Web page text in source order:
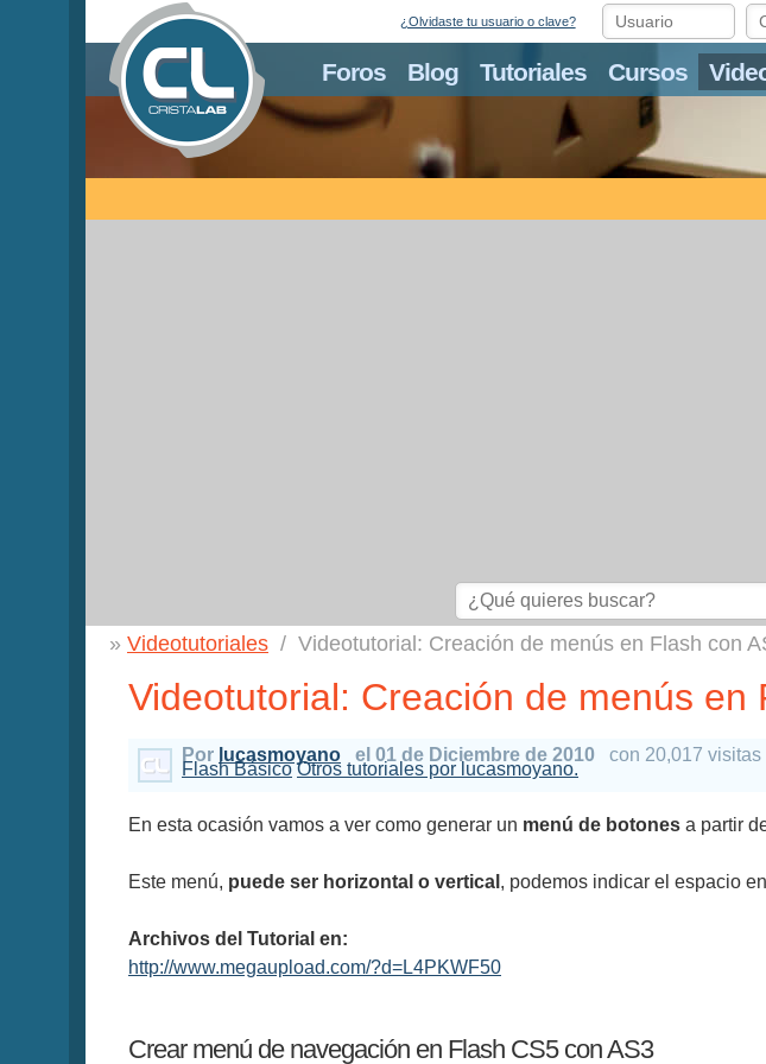
Foros Blog Tutoriales Cursos
¿Olvidaste tu usuario o clave?
Videotutoriales Videotutorial: Creación de menús en Flash con
Videotutorial: Creación de menús en
Por lucasmoyano el 01 de Diciembre de 2010 con 20,017 visitas
Flash Básico Otros tutoriales por lucasmoyano.
En esta ocasión vamos a ver como generar un menú de botones a partir
Este menú, puede ser horizontal o vertical , podemos indicar el espacio
Archivos del Tutorial en:
http://www.megaupload.com/?d=L4PKWF50
Crear menú de navegación en Flash CS5 con AS3